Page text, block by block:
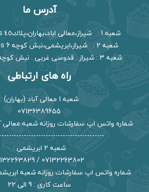
آدرس ما
شعبه 1 : شیراز،معالی اباد،بهاران،پلاك٤٥ Fancy sweets
شعبه 2 : شیراز،ابریشمی،نبش کوچه 6 Fancy sweets
شعبه 3 : شیراز . قدوسی غربی . نبش کوچه 12 Fancy Lab
راه های ارتباطی
شعبه 1 معالی آباد (بهاران) :
07136389655
شماره واتس اپ سفارشات روزانه شعبه معالی آباد :
شعبه 2 ابریشمی :
شماره واتس اپ سفارشات روزانه شعبه ابریشمی :
ساعت کاری : 9 الی 22